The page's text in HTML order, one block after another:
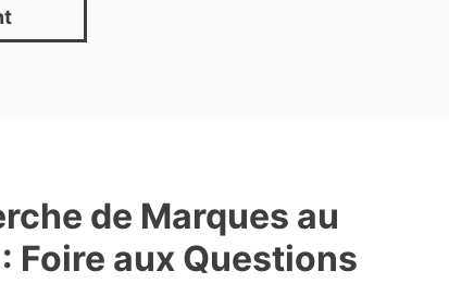
de Marques au
Foire aux Questions